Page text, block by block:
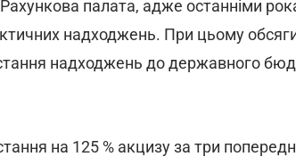
палата, адже останніми
надходжень. При цьому
надходжень до державного
на 125 % акцизу за три